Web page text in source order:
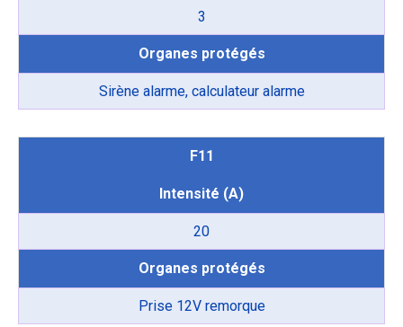
3
Organes protégés
Sirène alarme, calculateur alarme
F11
Intensité (A)
20
Organes protégés
Prise 12V remorque